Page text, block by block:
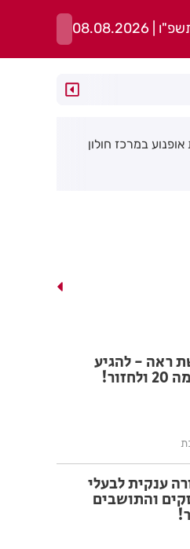
חוף בת ים
ראה - להגיע
ענקית לבעלי
והתושבים